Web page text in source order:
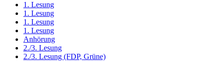
1. Lesung
1. Lesung
1. Lesung
1. Lesung
Anhörung
2./3. Lesung
2./3. Lesung (FDP, Grüne)